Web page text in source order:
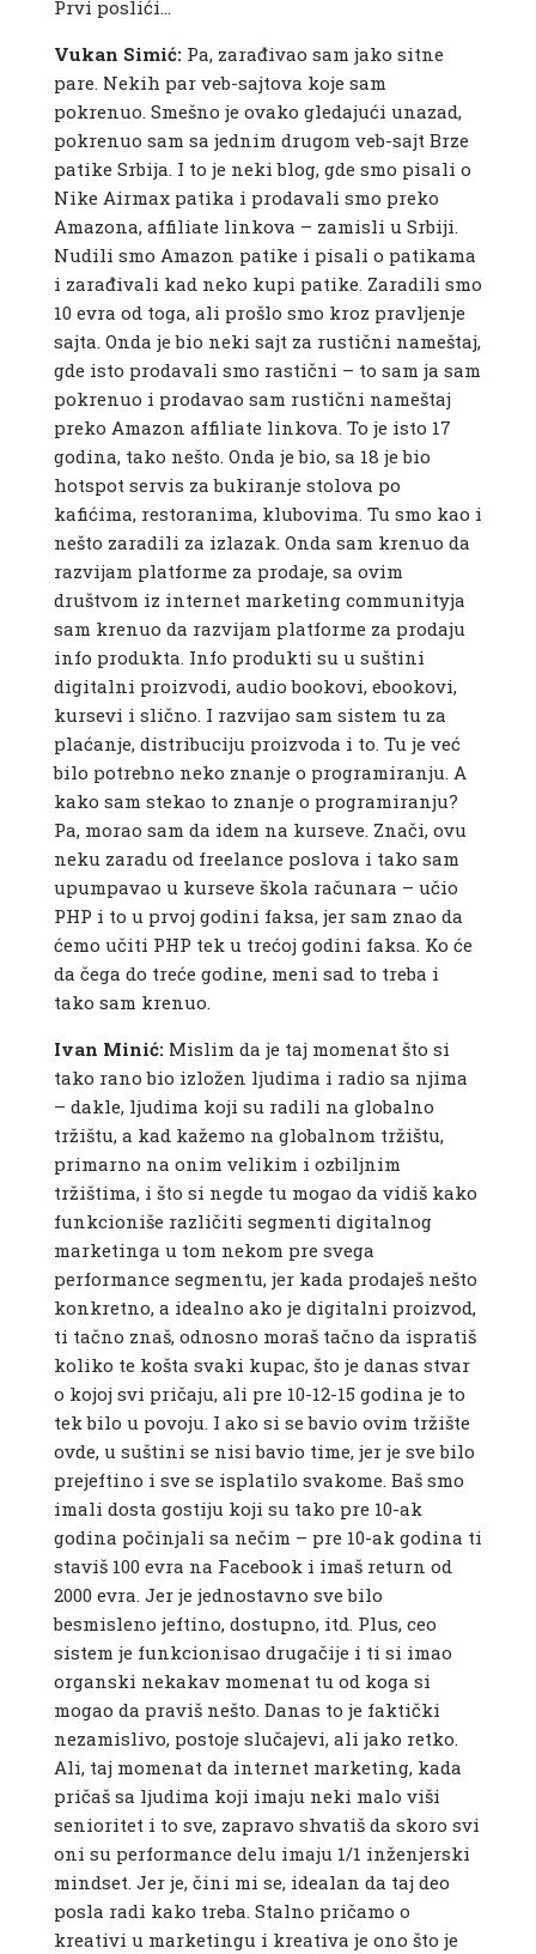
Prvi poslići…
Vukan Simić:Pa, zarađivao sam jako sitne
pare. Nekih par veb-sajtova koje sam
pokrenuo. Smešno je ovako gledajući unazad,
pokrenuo sam sa jednim drugom veb-sajt Brze
patike Srbija. I to je neki blog, gde smo pisali o
Nike Airmax patika i prodavali smo preko
Amazona, affiliate linkova – zamisli u Srbiji.
Nudili smo Amazon patike i pisali o patikama
i zarađivali kad neko kupi patike. Zaradili smo
10 evra od toga, ali prošlo smo kroz pravljenje
sajta. Onda je bio neki sajt za rustični nameštaj,
gde isto prodavali smo rastični – to sam ja sam
pokrenuo i prodavao sam rustični nameštaj
preko Amazon affiliate linkova. To je isto 17
godina, tako nešto. Onda je bio, sa 18 je bio
hotspot servis za bukiranje stolova po
kafićima, restoranima, klubovima. Tu smo kao i
nešto zaradili za izlazak. Onda sam krenuo da
razvijam platforme za prodaje, sa ovim
društvom iz internet marketing communityja
sam krenuo da razvijam platforme za prodaju
info produkta. Info produkti su u suštini
digitalni proizvodi, audio bookovi, ebookovi,
kursevi i slično. I razvijao sam sistem tu za
plaćanje, distribuciju proizvoda i to. Tu je već
bilo potrebno neko znanje o programiranju. A
kako sam stekao to znanje o programiranju?
Pa, morao sam da idem na kurseve. Znači, ovu
neku zaradu od freelance poslova i tako sam
upumpavao u kurseve škola računara – učio
PHP i to u prvoj godini faksa, jer sam znao da
ćemo učiti PHP tek u trećoj godini faksa. Ko će
da čega do treće godine, meni sad to treba i
tako sam krenuo.
Ivan Minić:Mislim da je taj momenat što si
tako rano bio izložen ljudima i radio sa njima
– dakle, ljudima koji su radili na globalno
tržištu, a kad kažemo na globalnom tržištu,
primarno na onim velikim i ozbiljnim
tržištima, i što si negde tu mogao da vidiš kako
funkcioniše različiti segmenti digitalnog
marketinga u tom nekom pre svega
performance segmentu, jer kada prodaješ nešto
konkretno, a idealno ako je digitalni proizvod,
ti tačno znaš, odnosno moraš tačno da ispratiš
koliko te košta svaki kupac, što je danas stvar
o kojoj svi pričaju, ali pre 10-12-15 godina je to
tek bilo u povoju. I ako si se bavio ovim tržište
ovde, u suštini se nisi bavio time, jer je sve bilo
prejeftino i sve se isplatilo svakome. Baš smo
imali dosta gostiju koji su tako pre 10-ak
godina počinjali sa nečim – pre 10-ak godina ti
staviš 100 evra na Facebook i imaš return od
2000 evra. Jer je jednostavno sve bilo
besmisleno jeftino, dostupno, itd. Plus, ceo
sistem je funkcionisao drugačije i ti si imao
organski nekakav momenat tu od koga si
mogao da praviš nešto. Danas to je faktički
nezamislivo, postoje slučajevi, ali jako retko.
Ali, taj momenat da internet marketing, kada
pričaš sa ljudima koji imaju neki malo viši
senioritet i to sve, zapravo shvatiš da skoro svi
oni su performance delu imaju 1/1 inženjerski
mindset. Jer je, čini mi se, idealan da taj deo
posla radi kako treba. Stalno pričamo o
kreativi u marketingu i kreativa je ono što je